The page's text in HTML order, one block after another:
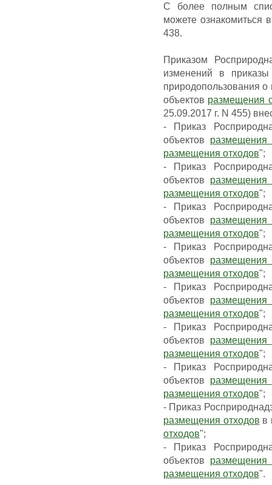
С более полным
можете ознакомиться
438.
Приказом
изменений в
природопользования о
объектов размещения
25.09.2017 г. N 455)
- Приказ
объектов размещения
размещения отходов";
- Приказ
объектов размещения
размещения отходов";
- Приказ
объектов размещения
размещения отходов";
- Приказ
объектов размещения
размещения отходов";
- Приказ
объектов размещения
размещения отходов";
- Приказ
объектов размещения
размещения отходов";
- Приказ
объектов размещения
размещения отходов";
- Приказ
размещения отходов в
отходов";
- Приказ
объектов размещения
размещения отходов".